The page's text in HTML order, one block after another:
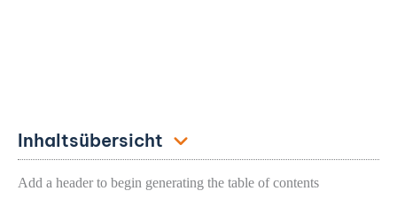
Inhaltsübersicht
Add a header to begin generating the table of contents